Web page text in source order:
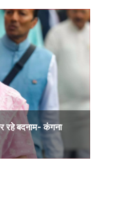
रहे बदनाम- कंगना